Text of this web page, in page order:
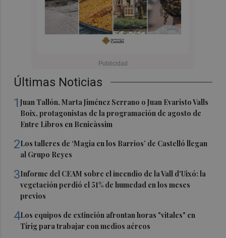
Últimas Noticias
1Juan Tallón, Marta Jiménez Serrano o Juan Evaristo Valls
Boix, protagonistas de la programación de agosto de
Entre Libros en Benicàssim
2Los talleres de ‘Magia en los Barrios’ de Castelló llegan
al Grupo Reyes
3Informe del CEAM sobre el incendio de la Vall d'Uixó: la
vegetación perdió el 51% de humedad en los meses
previos
4Los equipos de extinción afrontan horas "vitales" en
Tírig para trabajar con medios aéreos